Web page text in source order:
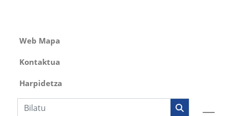
Web Mapa
Kontaktua
Harpidetza
Bilaketa